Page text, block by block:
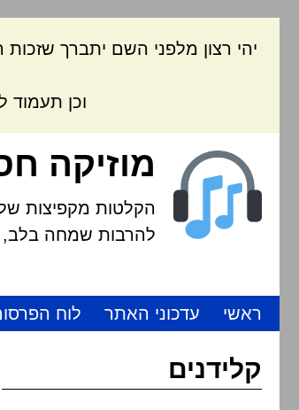
יהי רצון מלפני השם יתברך
וכן
מוזיקה
הקלטות מקפיצות של
להרבות שמחה בלב,
ראשי עדכוני האתר לוח
קלידנים